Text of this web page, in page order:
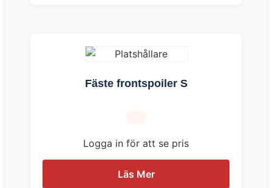
Fäste frontspoiler S
Logga in för att se pris
Läs Mer